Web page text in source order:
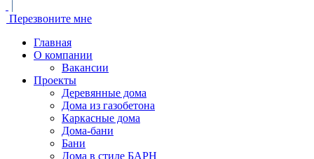
Перезвоните мне
Главная
О компании
Вакансии
Проекты
Деревянные дома
Дома из газобетона
Каркасные дома
Дома-бани
Бани
Дома в стиле БАРН